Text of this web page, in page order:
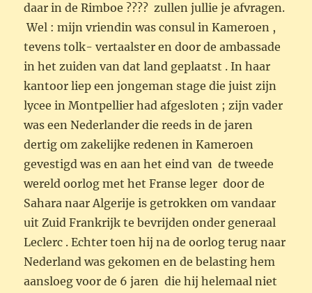
daar in de Rimboe ???? zullen jullie je afvragen.
Wel : mijn vriendin was consul in Kameroen ,
tevens tolk- vertaalster en door de ambassade
in het zuiden van dat land geplaatst . In haar
kantoor liep een jongeman stage die juist zijn
lycee in Montpellier had afgesloten ; zijn vader
was een Nederlander die reeds in de jaren
dertig om zakelijke redenen in Kameroen
gevestigd was en aan het eind van de tweede
wereld oorlog met het Franse leger door de
Sahara naar Algerije is getrokken om vandaar
uit Zuid Frankrijk te bevrijden onder generaal
Leclerc . Echter toen hij na de oorlog terug naar
Nederland was gekomen en de belasting hem
aansloeg voor de 6 jaren die hij helemaal niet